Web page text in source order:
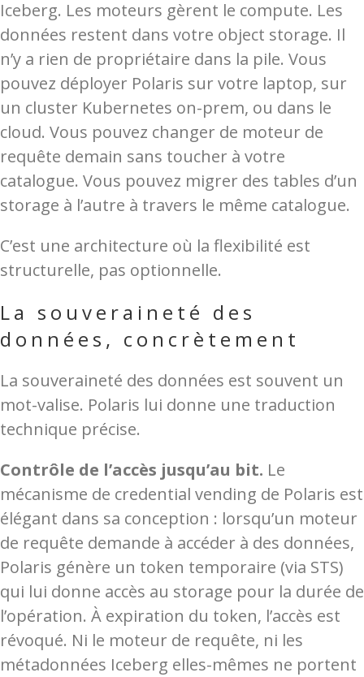
Iceberg. Les moteurs gèrent le compute. Les
données restent dans votre object storage. Il
n’y a rien de propriétaire dans la pile. Vous
pouvez déployer Polaris sur votre laptop, sur
un cluster Kubernetes on-prem, ou dans le
cloud. Vous pouvez changer de moteur de
requête demain sans toucher à votre
catalogue. Vous pouvez migrer des tables d’un
storage à l’autre à travers le même catalogue.
C’est une architecture où la flexibilité est
structurelle, pas optionnelle.
La souveraineté des
données, concrètement
La souveraineté des données est souvent un
mot-valise. Polaris lui donne une traduction
technique précise.
Contrôle de l’accès jusqu’au bit. Le
mécanisme de credential vending de Polaris est
élégant dans sa conception : lorsqu’un moteur
de requête demande à accéder à des données,
Polaris génère un token temporaire (via STS)
qui lui donne accès au storage pour la durée de
l’opération. À expiration du token, l’accès est
révoqué. Ni le moteur de requête, ni les
métadonnées Iceberg elles-mêmes ne portent